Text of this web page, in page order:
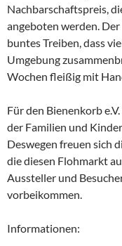
Nachbarschaftspreis,
angeboten werden.
buntes Treiben, dass
Umgebung
Wochen fleißig mit
Für den Bienenkorb
der Familien und
Deswegen freuen sich
die diesen Flohmarkt
Aussteller und
vorbeikommen.
Informationen: